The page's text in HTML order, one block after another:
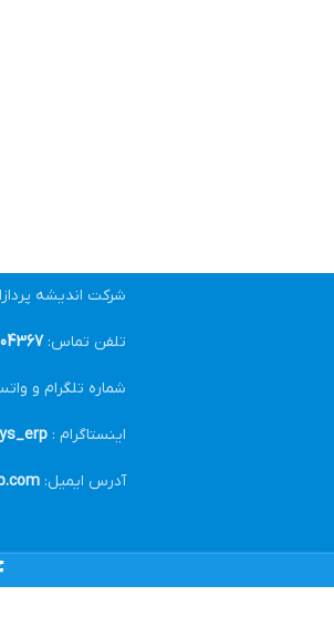
شرکت اندیشه
تلفن تماس:021
شماره تلگرام و
اینستاگرام :
آدرس ایمیل: